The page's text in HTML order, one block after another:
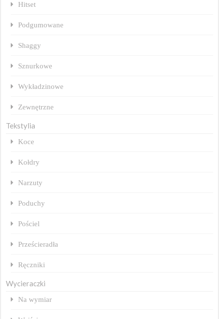
Hitset
Podgumowane
Shaggy
Sznurkowe
Wykładzinowe
Zewnętrzne
Tekstylia
Koce
Kołdry
Narzuty
Poduchy
Pościel
Prześcieradła
Ręczniki
Wycieraczki
Na wymiar